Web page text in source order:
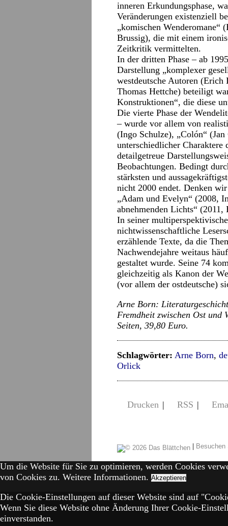
inneren Erkundungsphase,
Veränderungen existenziell
„komischen Wenderomane“
Brussig), die mit einem
Zeitkritik vermittelten.
In der dritten Phase – ab
Darstellung „komplexer
westdeutsche Autoren
Thomas Hettche) beteiligt
Konstruktionen“, die diese
Die vierte Phase der
– wurde vor allem von
(Ingo Schulze), „Colón“
unterschiedlicher Charaktere
detailgetreue
Beobachtungen. Bedingt
stärksten und
nicht 2000 endet. Denken
„Adam und Evelyn“ (2008,
abnehmenden Lichts“ (2011,
In seiner
nichtwissenschaftliche
erzählende Texte, da die
Nachwendejahre weitaus
gestaltet wurde. Seine 74
gleichzeitig als Kanon der
(vor allem der ostdeutsche)
Arne Born:
Fremdheit zwischen Ost und
Seiten, 39,80 Euro.
Schlagwörter: Arne Born,
Orlick
Drucken | RSS |
|
Um die Website für Sie zu optimieren, werden Cookies
von Cookies zu. Weitere Informationen. Akzeptieren
Die Cookie-Einstellungen auf dieser Website sind auf
Wenn Sie diese Website ohne Änderung Ihrer Cookie-
einverstanden.